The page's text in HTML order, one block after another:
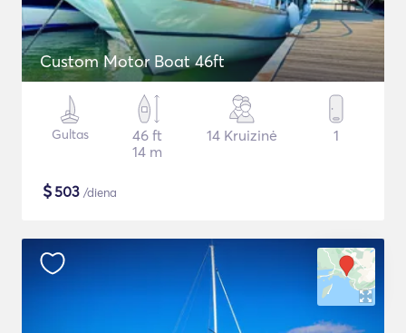
Custom Motor Boat 46ft
Gultas
46 ft
14 m
14 Kruizinė 1
$503 /diena